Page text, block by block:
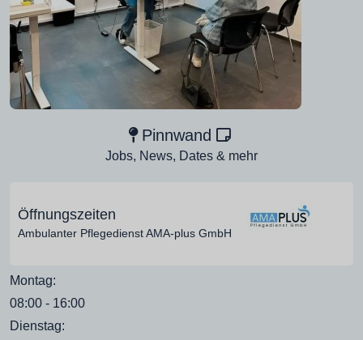
Pinnwand
Jobs, News, Dates & mehr
Öffnungszeiten
Ambulanter Pflegedienst AMA-plus GmbH
Montag:
08:00 - 16:00
Dienstag: